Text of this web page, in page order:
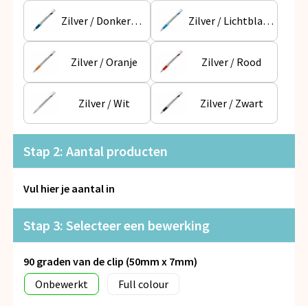
Snoepgoed
Spellen voor binnen en buiten
Veiligheid, Auto en Fiets
Vrije tijd en Strand
Zilver / Donkerblauw Zilver / Lichtblauw
Zilver / Oranje Zilver / Rood
Zilver / Wit Zilver / Zwart
Stap 2: Aantal producten
Vul hier je aantal in
Stap 3: Selecteer een bewerking
90 graden van de clip (50mm x 7mm)
Onbewerkt
Full colour